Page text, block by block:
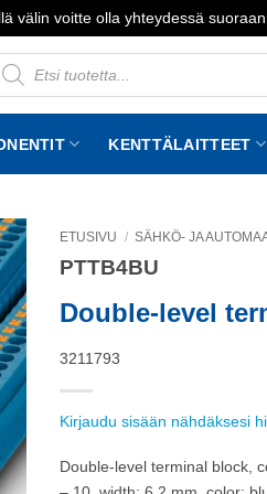
välin voitte olla yhteydessä
KENTTÄLAITTEET
ETUSIVU / SÄHKÖ- JA
PTTB4BU
Double-level
3211793
Kirjaudu sisään nähdäksesi
Double-level terminal block,